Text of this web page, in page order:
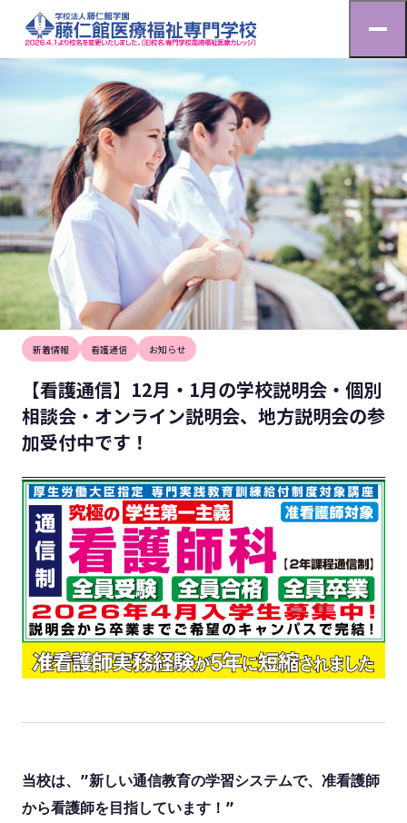
お知らせ
HOME お知らせ 【看護通信】12月・1月の学校説明会・個別相談会・オン
2024.11.30
新着情報 看護通信 お知らせ
【看護通信】12月・1月の学校説明会・個別
相談会・オンライン説明会、地方説明会の参
加受付中です！
当校は、”新しい通信教育の学習システムで、准看護師
から看護師を目指しています！”